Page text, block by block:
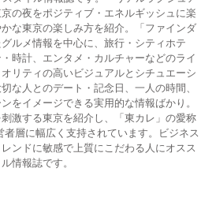
の夜をポジティブ・エネルギッシュに楽
な東京の楽しみ方を紹介。「ファインダ
ルメ情報を中心に、旅行・シティホテ
時計、エンタメ・カルチャーなどのライ
リティの高いビジュアルとシチュエーシ
な人とのデート・記念日、一人の時間、
をイメージできる実用的な情報ばかり。
激する東京を紹介し、「東カレ」の愛称
者層に幅広く支持されています。ビジネス
ンドに敏感で上質にこだわる人にオスス
情報誌です。